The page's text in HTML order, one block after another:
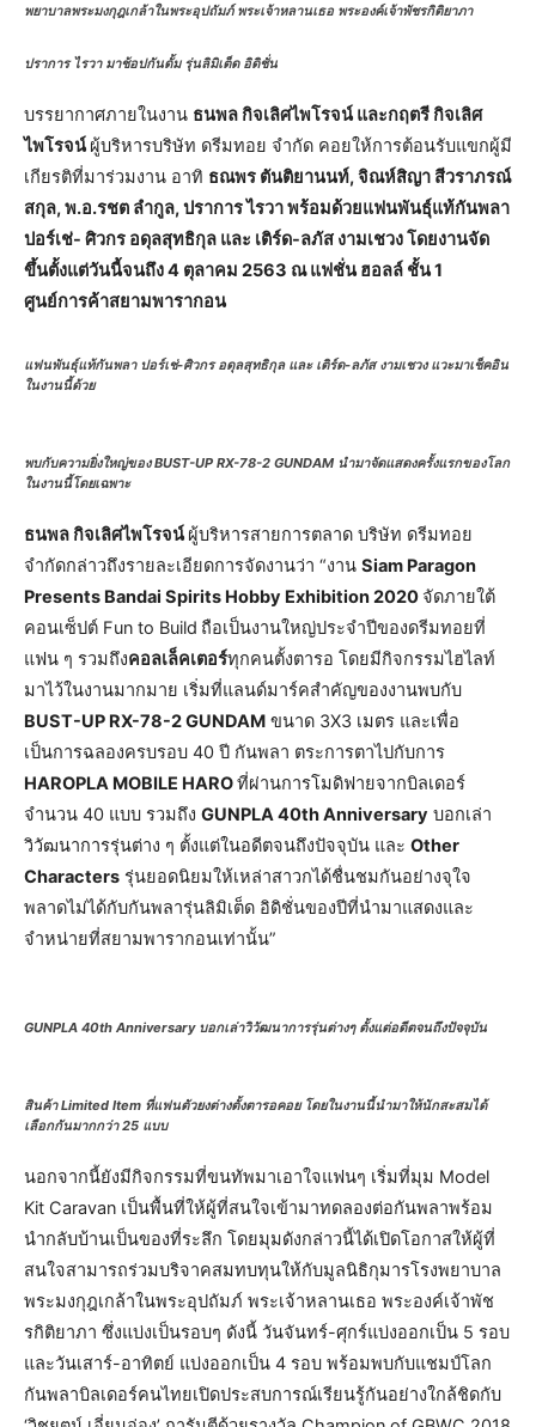
พยาบาลพระมงกุฎเกล้าในพระอุปถัมภ์ พระเจ้าหลานเธอ พระองค์เจ้าพัชรกิติยาภา
ปราการ ไรวา มาช้อปกันดั้ม รุ่นลิมิเต็ด อิดิชั่น
บรรยากาศภายในงาน ธนพล กิจเลิศไพโรจน์ และกฤตรี กิจเลิศ
ไพโรจน์ ผู้บริหารบริษัท ดรีมทอย จำกัด คอยให้การต้อนรับแขกผู้มี
เกียรติที่มาร่วมงาน อาทิ ธณพร ตันติยานนท์, จิณห์สิญา สีวราภรณ์
สกุล, พ.อ.รชต ลำกูล, ปราการ ไรวา พร้อมด้วยแฟนพันธุ์แท้กันพลา
ปอร์เช่- ศิวกร อดุลสุทธิกุล และ เติร์ด-ลภัส งามเชวง โดยงานจัด
ขึ้นตั้งแต่วันนี้จนถึง 4 ตุลาคม 2563 ณ แฟชั่น ฮอลล์ ชั้น 1
ศูนย์การค้าสยามพารากอน
แฟนพันธุ์แท้กันพลา ปอร์เช่-ศิวกร อดุลสุทธิกุล และ เติร์ด-ลภัส งามเชวง แวะมาเช็คอิน
ในงานนี้ด้วย
พบกับความยิ่งใหญ่ของ BUST-UP RX-78-2 GUNDAM นำมาจัดแสดงครั้งแรกของโลก
ในงานนี้โดยเฉพาะ
ธนพล กิจเลิศไพโรจน์ ผู้บริหารสายการตลาด บริษัท ดรีมทอย
จำกัดกล่าวถึงรายละเอียดการจัดงานว่า “งาน Siam Paragon
Presents Bandai Spirits Hobby Exhibition 2020 จัดภายใต้
คอนเซ็ปต์ Fun to Build ถือเป็นงานใหญ่ประจำปีของดรีมทอยที่
แฟน ๆ รวมถึงคอลเล็คเตอร์ทุกคนตั้งตารอ โดยมีกิจกรรมไฮไลท์
มาไว้ในงานมากมาย เริ่มที่แลนด์มาร์คสำคัญของงานพบกับ
BUST-UP RX-78-2 GUNDAM ขนาด 3X3 เมตร และเพื่อ
เป็นการฉลองครบรอบ 40 ปี กันพลา ตระการตาไปกับการ
HAROPLA MOBILE HAROที่ผ่านการโมดิฟายจากบิลเดอร์
จำนวน 40 แบบ รวมถึง GUNPLA 40th Anniversary บอกเล่า
วิวัฒนาการรุ่นต่าง ๆ ตั้งแต่ในอดีตจนถึงปัจจุบัน และ Other
Characters รุ่นยอดนิยมให้เหล่าสาวกได้ชื่นชมกันอย่างจุใจ
พลาดไม่ได้กับกันพลารุ่นลิมิเต็ด อิดิชั่นของปีที่นำมาแสดงและ
จำหน่ายที่สยามพารากอนเท่านั้น”
GUNPLA 40th Anniversary บอกเล่าวิวัฒนาการรุ่นต่างๆ ตั้งแต่อดีตจนถึงปัจจุบัน
สินค้า Limited Item ที่แฟนตัวยงต่างตั้งตารอคอย โดยในงานนี้นำมาให้นักสะสมได้
เลือกกันมากกว่า 25 แบบ
นอกจากนี้ยังมีกิจกรรมที่ขนทัพมาเอาใจแฟนๆ เริ่มที่มุม Model
Kit Caravan เป็นพื้นที่ให้ผู้ที่สนใจเข้ามาทดลองต่อกันพลาพร้อม
นำกลับบ้านเป็นของที่ระลึก โดยมุมดังกล่าวนี้ได้เปิดโอกาสให้ผู้ที่
สนใจสามารถร่วมบริจาคสมทบทุนให้กับมูลนิธิกุมารโรงพยาบาล
พระมงกุฎเกล้าในพระอุปถัมภ์ พระเจ้าหลานเธอ พระองค์เจ้าพัช
รกิติยาภา ซึ่งแบ่งเป็นรอบๆ ดังนี้ วันจันทร์-ศุกร์แบ่งออกเป็น 5 รอบ
และวันเสาร์-อาทิตย์ แบ่งออกเป็น 4 รอบ พร้อมพบกับแชมป์โลก
กันพลาบิลเดอร์คนไทยเปิดประสบการณ์เรียนรู้กันอย่างใกล้ชิดกับ